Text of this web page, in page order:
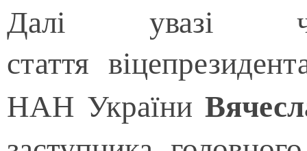
Далі увазі
стаття
НАН України